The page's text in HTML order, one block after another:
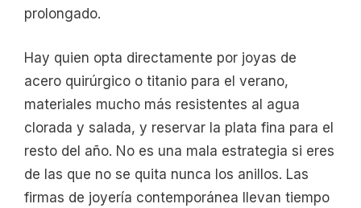
prolongado.
Hay quien opta directamente por joyas de
acero quirúrgico o titanio para el verano,
materiales mucho más resistentes al agua
clorada y salada, y reservar la plata fina para el
resto del año. No es una mala estrategia si eres
de las que no se quita nunca los anillos. Las
firmas de joyería contemporánea llevan tiempo